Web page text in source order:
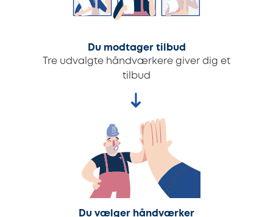
Du modtager tilbud
Tre udvalgte håndværkere giver dig et
tilbud
Du vælger håndværker